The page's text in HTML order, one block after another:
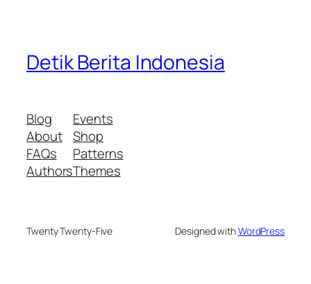
Detik Berita Indonesia
Blog
About
FAQs
Authors
Events
Shop
Patterns
Themes
Twenty Twenty-Five Designed withWordPress